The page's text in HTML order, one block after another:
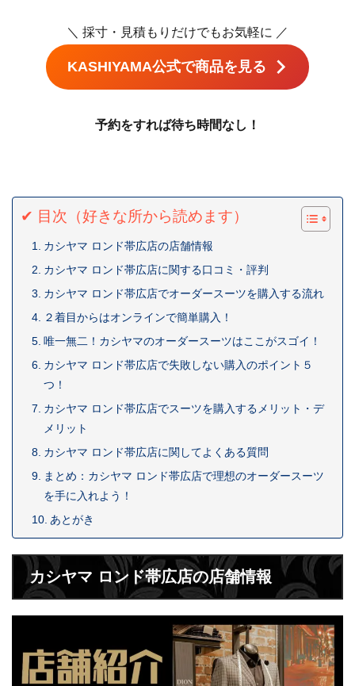
＼ 採寸・見積もりだけでもお気軽に ／
KASHIYAMA公式で商品を見る
予約をすれば待ち時間なし！
✔ 目次（好きな所から読めます）
カシヤマ ロンド帯広店の店舗情報
カシヤマ ロンド帯広店に関する口コミ・評判
カシヤマ ロンド帯広店でオーダースーツを購入する流れ
２着目からはオンラインで簡単購入！
唯一無二！カシヤマのオーダースーツはここがスゴイ！
カシヤマ ロンド帯広店で失敗しない購入のポイント５
つ！
カシヤマ ロンド帯広店でスーツを購入するメリット・デ
メリット
カシヤマ ロンド帯広店に関してよくある質問
まとめ：カシヤマ ロンド帯広店で理想のオーダースーツ
を手に入れよう！
あとがき
カシヤマ ロンド帯広店の店舗情報